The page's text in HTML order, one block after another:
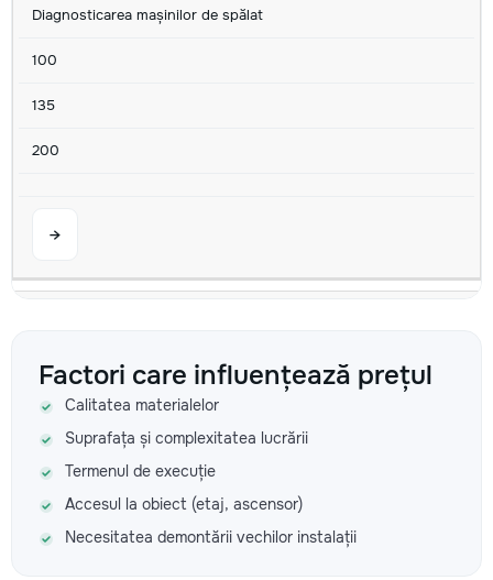
Diagnosticarea mașinilor de spălat
100
135
200
→
200
350
→
Factori care influențează prețul
Calitatea materialelor
Suprafața și complexitatea lucrării
Termenul de execuție
Accesul la obiect (etaj, ascensor)
Necesitatea demontării vechilor instalații